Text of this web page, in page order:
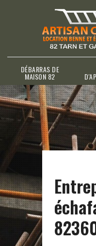
DÉBARRAS DE
MAISON 82